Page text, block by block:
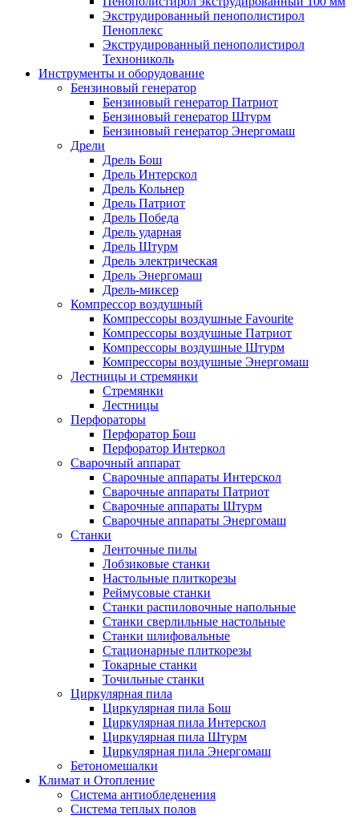
Экструдированный пенополистирол
Пеноплекс
Экструдированный пенополистирол
Технониколь
Инструменты и оборудование
Бензиновый генератор
Бензиновый генератор Патриот
Бензиновый генератор Штурм
Бензиновый генератор Энергомаш
Дрели
Дрель Бош
Дрель Интерскол
Дрель Кольнер
Дрель Патриот
Дрель Победа
Дрель ударная
Дрель Штурм
Дрель электрическая
Дрель Энергомаш
Дрель-миксер
Компрессор воздушный
Компрессоры воздушные Favourite
Компрессоры воздушные Патриот
Компрессоры воздушные Штурм
Компрессоры воздушные Энергомаш
Лестницы и стремянки
Стремянки
Лестницы
Перфораторы
Перфоратор Бош
Перфоратор Интеркол
Сварочный аппарат
Сварочные аппараты Интерскол
Сварочные аппараты Патриот
Сварочные аппараты Штурм
Сварочные аппараты Энергомаш
Станки
Ленточные пилы
Лобзиковые станки
Настольные плиткорезы
Реймусовые станки
Станки распиловочные напольные
Станки сверлильные настольные
Станки шлифовальные
Стационарные плиткорезы
Токарные станки
Точильные станки
Циркулярная пила
Циркулярная пила Бош
Циркулярная пила Интерскол
Циркулярная пила Штурм
Циркулярная пила Энергомаш
Бетономешалки
Климат и Отопление
Система антиобледенения
Система теплых полов